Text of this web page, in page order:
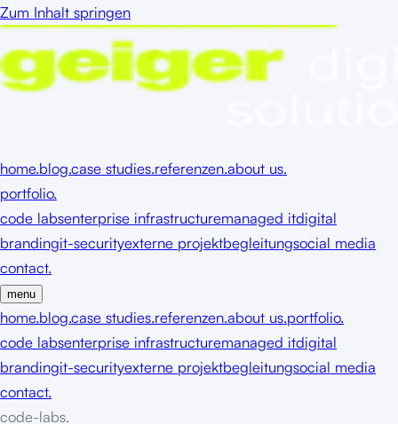
Zum Inhalt springen
home.blog.case studies.referenzen.about us.
portfolio.
code labsenterprise infrastructuremanaged itdigital
brandingit-securityexterne projektbegleitungsocial media
contact.
menu
home.blog.case studies.referenzen.about us.portfolio.
code labsenterprise infrastructuremanaged itdigital
brandingit-securityexterne projektbegleitungsocial media
contact.
code-labs.